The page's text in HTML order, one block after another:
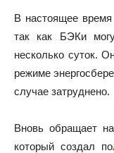
В настоящее время
так как БЭКи
несколько суток.
режиме
случае затруднено.
Вновь обращает
который создал